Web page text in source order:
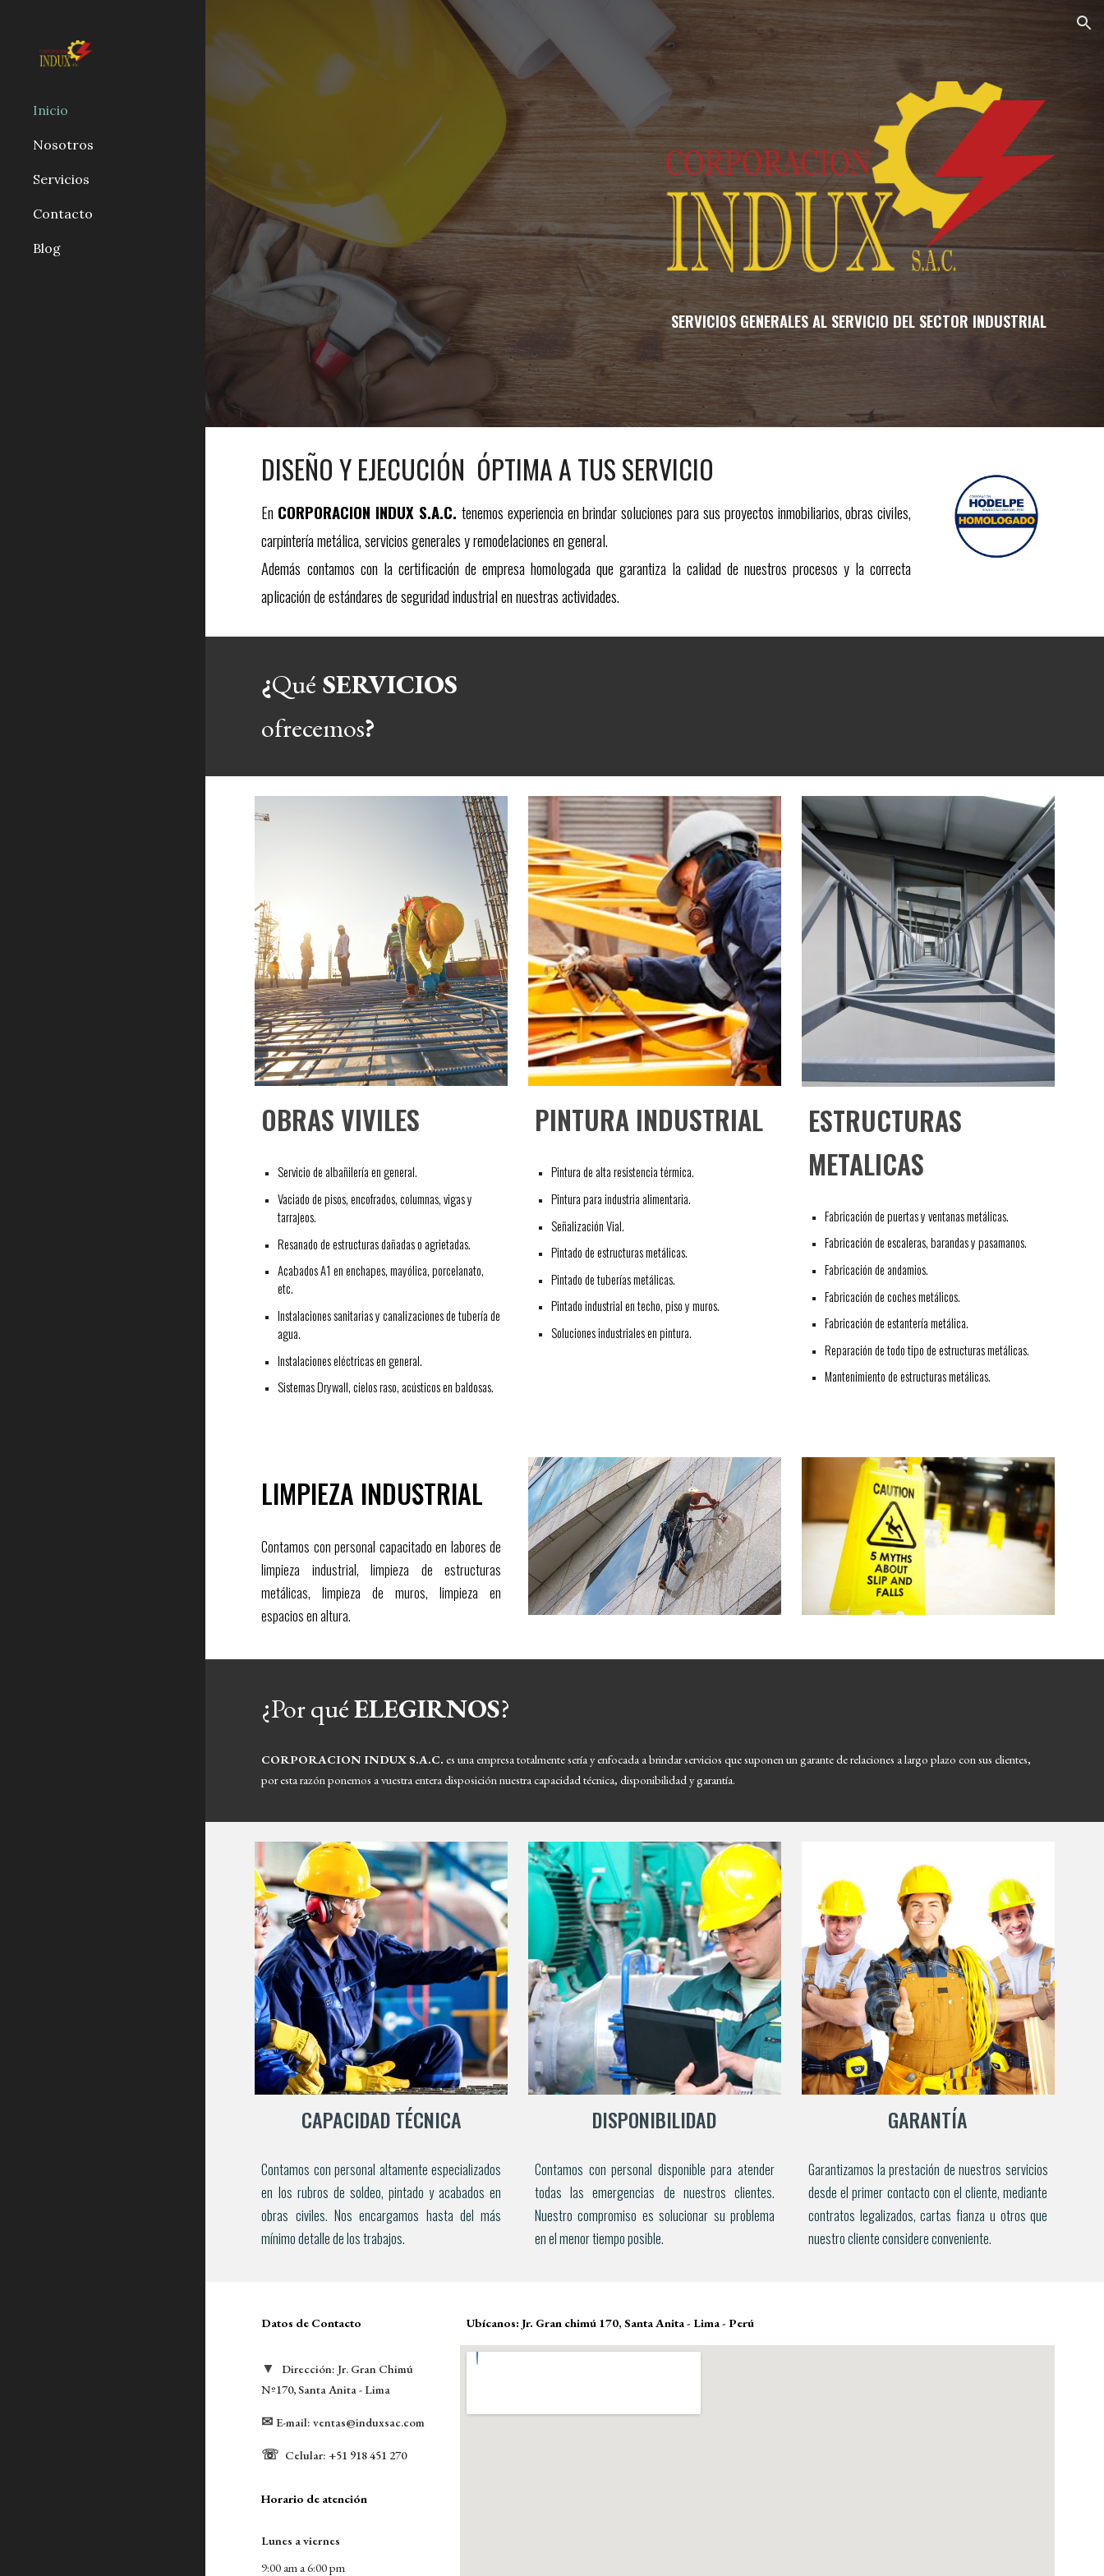
Skip to main content Skip to navigation
Inicio
Nosotros
Servicios
Contacto
Blog
SERVICIOS GENERALES AL SERVICIO DEL SECTOR INDUSTRIAL
DISEÑO Y EJECUCIÓN  ÓPTIMA A TUS SERVICIO
En CORPORACION INDUX S.A.C. tenemos experienciaenbrindar soluciones para sus proyectos inmobiliarios, obras civiles,
carpintería metálica, servicios generales y remodelaciones en general.
Además contamos con la certificación de empresa homologada que garantiza la calidad de nuestros procesos y la correcta
aplicación de estándares de seguridad industrial en nuestras actividades.
¿Qué
ofrecemos?
OBRAS VIVILES
Servicio de albañilería en general.
Vaciado de pisos, encofrados, columnas, vigas y
tarrajeos.
Resanado de estructuras dañadas o agrietadas.
Acabados A1 en enchapes, mayólica, porcelanato,
etc.
Instalaciones sanitarias y canalizaciones de tubería de
agua.
Instalaciones eléctricas en general.
Sistemas Drywall, cielos raso, acústicos en baldosas.
PINTURA INDUSTRIAL
Pintura de alta resistencia térmica.
Pintura para industria alimentaria.
Señalización Vial.
Pintado de estructuras metálicas.
Pintado de tuberías metálicas.
Pintado industrial en techo, piso y muros.
Soluciones industriales en pintura.
ESTRUCTURAS
METALICAS
Fabricación de puertas y ventanas metálicas.
Fabricación de escaleras, barandas y pasamanos.
Fabricación de andamios.
Fabricación de coches metálicos.
Fabricación de estantería metálica.
Reparación de todo tipo de estructuras metálicas.
Mantenimiento de estructuras metálicas.
LIMPIEZA INDUSTRIAL
Contamos con personal capacitado en labores de
limpieza industrial, limpieza de estructuras
metálicas, limpieza de muros, limpieza en
espacios en altura.
¿Por qué ELEGIRNOS?
CORPORACION INDUX S.A.C. es una empresa totalmente sería y enfocada a brindar servicios que suponen un garante de relaciones a largo plazo con sus clientes,
por esta razón ponemos a vuestra entera disposición nuestra capacidad técnica, disponibilidad y garantía.
CAPACIDAD TÉCNICA
Contamos conpersonal altamenteespecializados
en los rubros de soldeo, pintado y acabados en
obras civiles. Nos encargamos hasta del más
mínimo detalle de los trabajos.
DISPONIBILIDAD
Contamos con personal disponible para atender
todas las emergencias de nuestros clientes.
Nuestro compromiso es solucionar su problema
en el menor tiempo posible.
GARANTÍA
Garantizamos la prestación de nuestros servicios
desde el primer contacto con el cliente, mediante
contratos legalizados, cartas fianza u otros que
nuestro cliente considere conveniente.
Datos de Contacto
▼ Dirección: Jr. Gran Chimú
Nº170, Santa Anita - Lima
✉ E-mail: ventas@induxsac.com
☏ Celular: +51 918 451 270
Horario de atención
Lunes a viernes
9:00 am a 6:00 pm
Ubícanos: Jr. Gran chimú 170, Santa Anita - Lima - Perú